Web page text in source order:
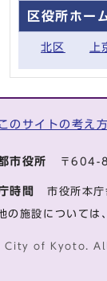
区役所ホー
北区 上
このサイトの考え方
市役所 〒604-
時間 市役所本
の施設については
City of Kyoto.